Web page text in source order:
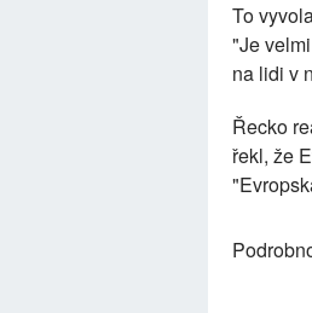
To
"Je
na lidi v
Řecko
řekl, že